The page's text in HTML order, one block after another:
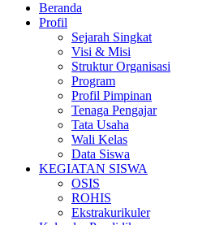
Beranda
Profil
Sejarah Singkat
Visi & Misi
Struktur Organisasi
Program
Profil Pimpinan
Tenaga Pengajar
Tata Usaha
Wali Kelas
Data Siswa
KEGIATAN SISWA
OSIS
ROHIS
Ekstrakurikuler